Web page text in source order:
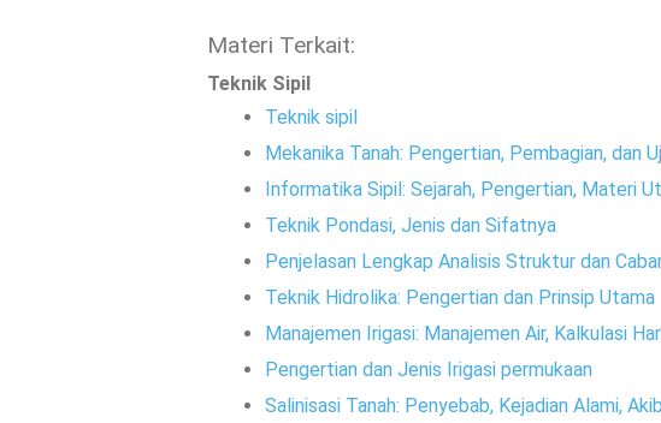
Materi Terkait:
Teknik Sipil
Teknik sipil
Mekanika Tanah: Pengertian, Pembagian, dan
Informatika Sipil: Sejarah, Pengertian, Materi
Teknik Pondasi, Jenis dan Sifatnya
Penjelasan Lengkap Analisis Struktur dan
Teknik Hidrolika: Pengertian dan Prinsip Utama
Manajemen Irigasi: Manajemen Air, Kalkulasi
Pengertian dan Jenis Irigasi permukaan
Salinisasi Tanah: Penyebab, Kejadian Alami,